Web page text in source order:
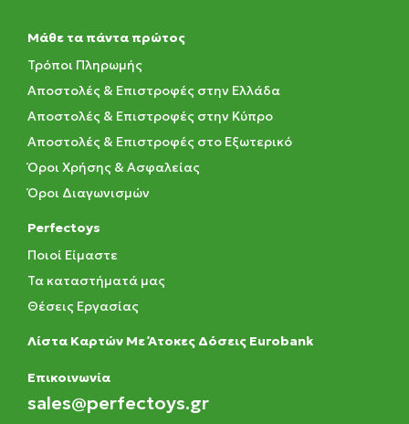
Μάθε τα πάντα πρώτος
Τρόποι Πληρωμής
Αποστολές & Επιστροφές στην Ελλάδα
Αποστολές & Επιστροφές στην Κύπρο
Αποστολές & Επιστροφές στο Εξωτερικό
Όροι Χρήσης & Ασφαλείας
Όροι Διαγωνισμών
Perfectoys
Ποιοί Είμαστε
Τα καταστήματά μας
Θέσεις Εργασίας
Λίστα Καρτών Με Άτοκες Δόσεις Eurobank
Eπικοινωνία
sales@perfectoys.gr